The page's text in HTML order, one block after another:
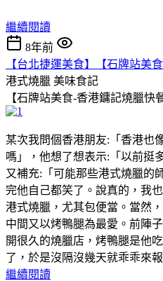
繼續閱讀
8年前
【台北捷運美食】【石牌站美
港式燒臘 美味食記
【石牌站美食-香港鏞記燒
某次我問個香港朋友:「香港也
嗎」，他想了想表示:「以前挺
又補充:「可能那些港式燒臘的
完他自己都笑了。說真的，我
港式燒臘，尤其包便當。當然
中間又以烤鴨腿為最愛。前陣
開很久的燒臘店，烤鴨腿是他
了，於是沒隔沒幾天就乖乖來報
繼續閱讀